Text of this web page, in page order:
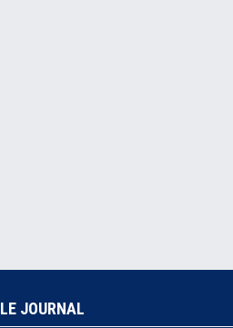
LE JOURNAL